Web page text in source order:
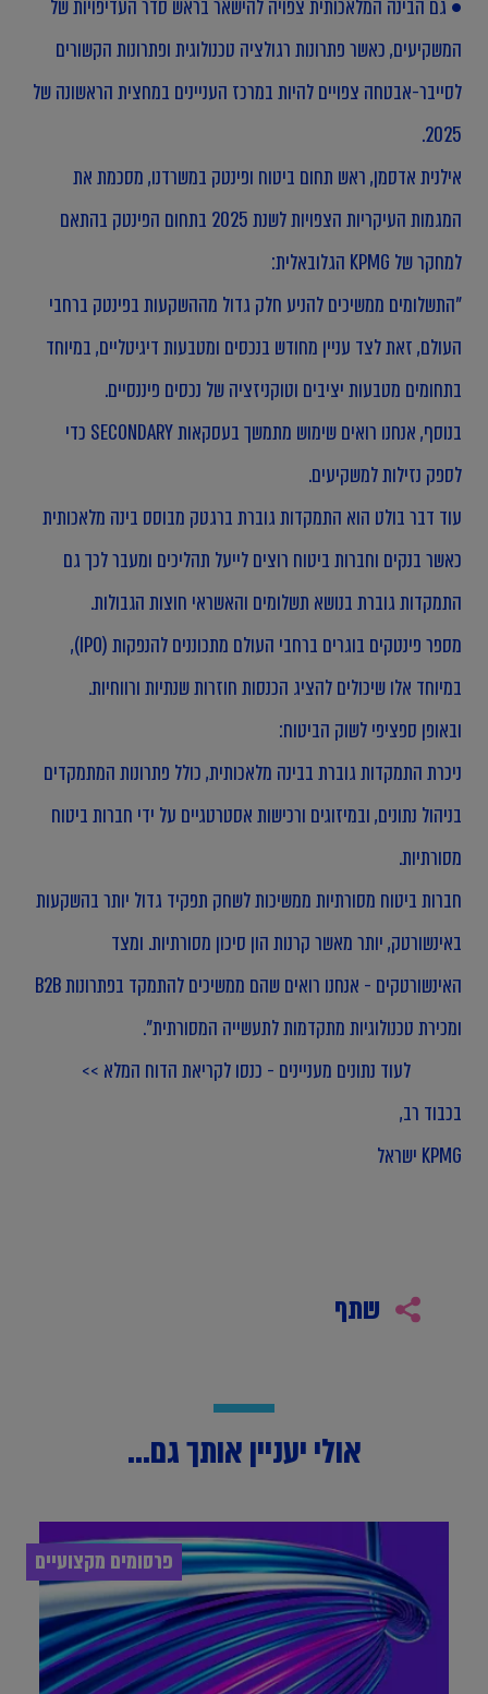
• גם הבינה המלאכותית צפויה להישאר בראש סדר העדיפויות של
המשקיעים, כאשר פתרונות רגולציה טכנולוגית ופתרונות הקשורים
לסייבר-אבטחה צפויים להיות במרכז העניינים במחצית הראשונה של
2025.
אילנית אדסמן, ראש תחום ביטוח ופינטק במשרדנו, מסכמת את
המגמות העיקריות הצפויות לשנת 2025 בתחום הפינטק בהתאם
למחקר של KPMG הגלובאלית:
"התשלומים ממשיכים להניע חלק גדול מההשקעות בפינטק ברחבי
העולם, זאת לצד עניין מחודש בנכסים ומטבעות דיגיטליים, במיוחד
בתחומים מטבעות יציבים וטוקניזציה של נכסים פיננסיים.
בנוסף, אנחנו רואים שימוש מתמשך בעסקאות SECONDARY כדי
לספק נזילות למשקיעים.
עוד דבר בולט הוא התמקדות גוברת ברגטק מבוסס בינה מלאכותית
כאשר בנקים וחברות ביטוח רוצים לייעל תהליכים ומעבר לכך גם
התמקדות גוברת בנושא תשלומים והאשראי חוצות הגבולות.
מספר פינטקים בוגרים ברחבי העולם מתכוננים להנפקות (IPO),
במיוחד אלו שיכולים להציג הכנסות חוזרות שנתיות ורווחיות.
ובאופן ספציפי לשוק הביטוח:
ניכרת התמקדות גוברת בבינה מלאכותית, כולל פתרונות המתמקדים
בניהול נתונים, ובמיזוגים ורכישות אסטרטגיים על ידי חברות ביטוח
מסורתיות.
חברות ביטוח מסורתיות ממשיכות לשחק תפקיד גדול יותר בהשקעות
באינשורטק, יותר מאשר קרנות הון סיכון מסורתיות. ומצד
האינשורטקים - אנחנו רואים שהם ממשיכים להתמקד בפתרונות B2B
ומכירת טכנולוגיות מתקדמות לתעשייה המסורתית".
לעוד נתונים מעניינים - כנסו לקריאת הדוח המלא >>
בכבוד רב,
KPMG ישראל
שתף
אולי יעניין אותך גם...
פרסומים מקצועיים